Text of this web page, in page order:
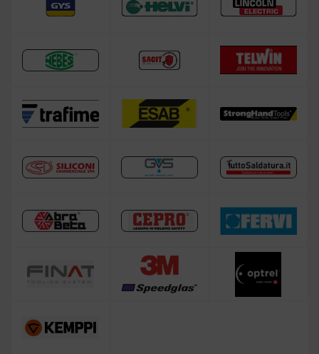
Tutta la Protezione del saldatore
Bombola di gas per saldatura
Saldatrice ESAB
Saldatrice HELVI
Saldatrice per alluminio
Saldatrice a filo animato
Bombola argon per saldatura
Attrezzatura complementare alla saldatura